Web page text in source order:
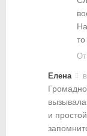
Елена
и